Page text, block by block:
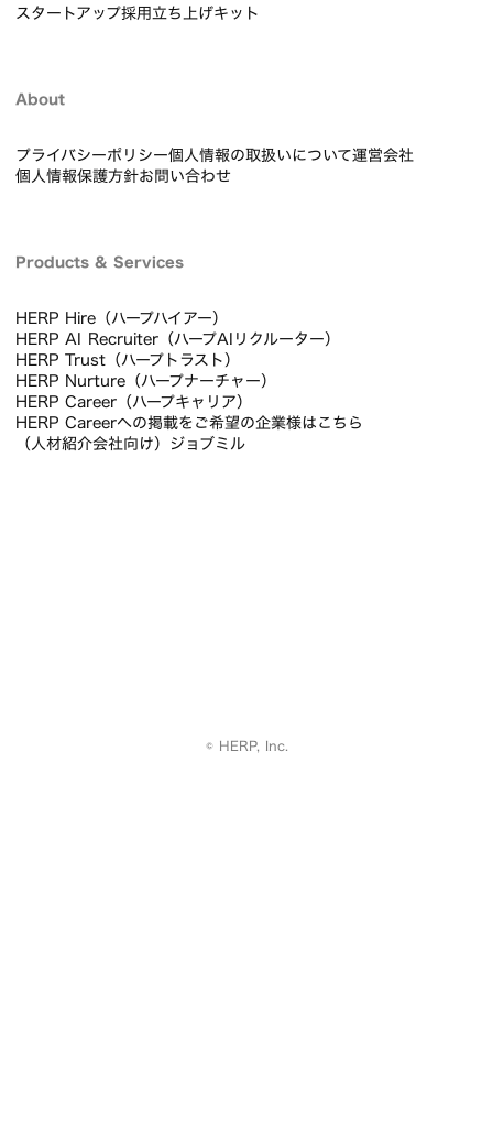
スタートアップ採用立ち上げキット
About
プライバシーポリシー個人情報の取扱いについて運営会社
個人情報保護方針お問い合わせ
Products & Services
HERP Hire（ハープハイアー）
HERP AI Recruiter（ハープAIリクルーター）
HERP Trust（ハープトラスト）
HERP Nurture（ハープナーチャー）
HERP Career（ハープキャリア）
HERP Careerへの掲載をご希望の企業様はこちら
（人材紹介会社向け）ジョブミル
© HERP, Inc.